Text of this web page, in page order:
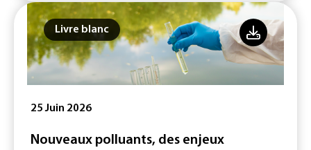
Livre blanc
25 Juin 2026
Nouveaux polluants, des enjeux